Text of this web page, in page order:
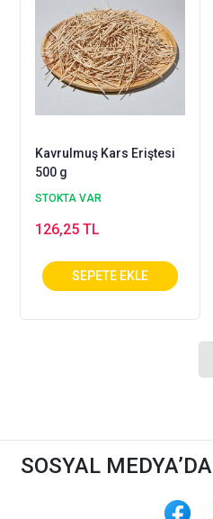
Kavrulmuş Kars Eriştesi
500 g
STOKTA VAR
126,25 TL
SOSYAL MEDYA’DA